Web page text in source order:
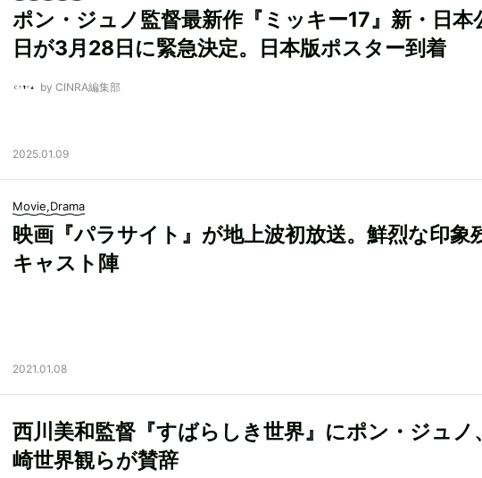
ポン・ジュノ監督最新作『ミッキー17』新・日本
日が3月28日に緊急決定。日本版ポスター到着
by CINRA編集部
2025.01.09
Movie,Drama
映画『パラサイト』が地上波初放送。鮮烈な印象
キャスト陣
2021.01.08
西川美和監督『すばらしき世界』にポン・ジュノ
崎世界観らが賛辞